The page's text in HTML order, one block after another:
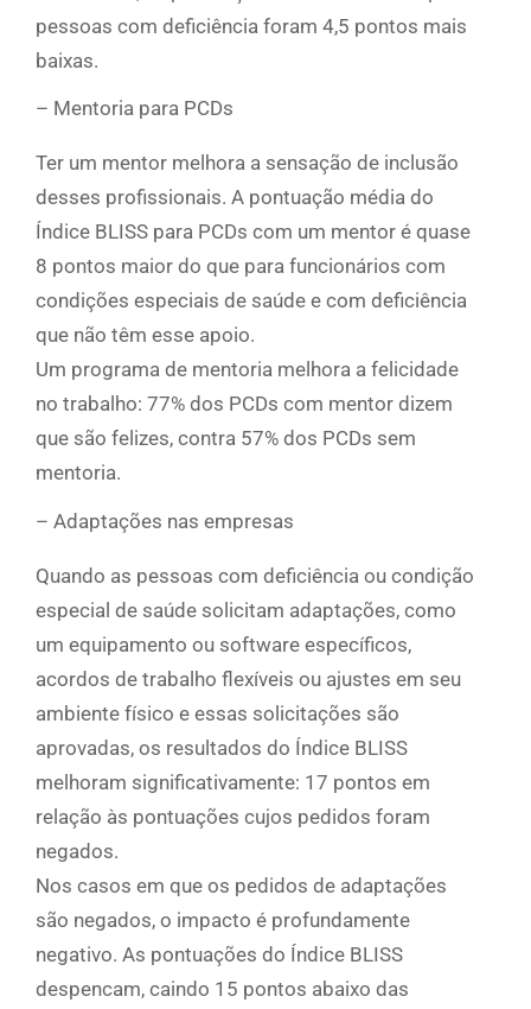
pessoas com deficiência foram 4,5 pontos mais
baixas.
– Mentoria para PCDs
Ter um mentor melhora a sensação de inclusão
desses profissionais. A pontuação média do
Índice BLISS para PCDs com um mentor é quase
8 pontos maior do que para funcionários com
condições especiais de saúde e com deficiência
que não têm esse apoio.
Um programa de mentoria melhora a felicidade
no trabalho: 77% dos PCDs com mentor dizem
que são felizes, contra 57% dos PCDs sem
mentoria.
– Adaptações nas empresas
Quando as pessoas com deficiência ou condição
especial de saúde solicitam adaptações, como
um equipamento ou software específicos,
acordos de trabalho flexíveis ou ajustes em seu
ambiente físico e essas solicitações são
aprovadas, os resultados do Índice BLISS
melhoram significativamente: 17 pontos em
relação às pontuações cujos pedidos foram
negados.
Nos casos em que os pedidos de adaptações
são negados, o impacto é profundamente
negativo. As pontuações do Índice BLISS
despencam, caindo 15 pontos abaixo das